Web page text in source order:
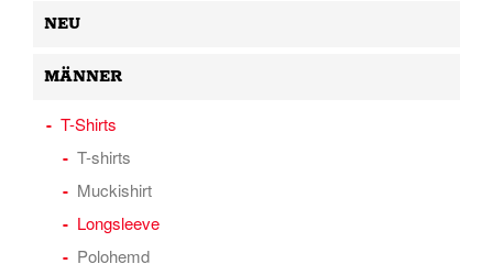
NEU
MÄNNER
T-Shirts
T-shirts
Muckishirt
Longsleeve
Polohemd